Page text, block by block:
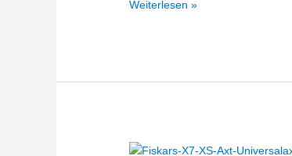
Vergleich
den
Weiterlesen »